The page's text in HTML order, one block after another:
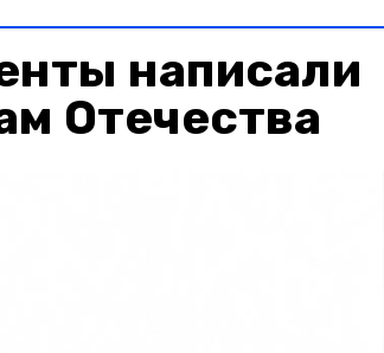
написали
Отечества